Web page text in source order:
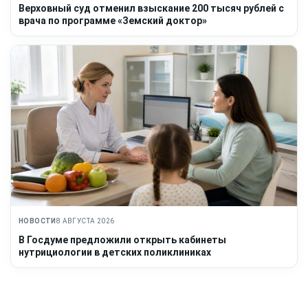
Верховный суд отменил взыскание 200 тысяч рублей с
врача по программе «Земский доктор»
НОВОСТИ 8 АВГУСТА 2026
В Госдуме предложили открыть кабинеты
нутрициологии в детских поликлиниках